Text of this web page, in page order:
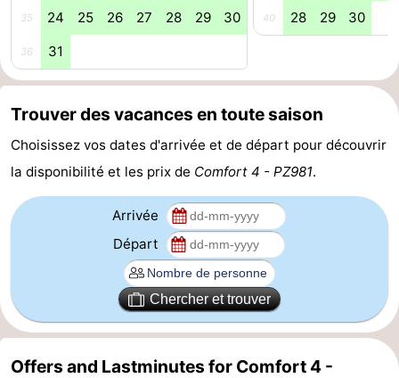
Piscines
-
Faire
du
-
Randonnée
-
golf
Peche
-
35 24 25 26 27 28 29 30
36 31
40 28 29 30
Trouver des vacances en toute saison
Choisissez vos dates d'arrivée et de départ pour découvrir
la disponibilité et les prix de Comfort 4 - PZ981.
Arrivée
Départ
Chercher et trouver
Offers and Lastminutes for Comfort 4 -